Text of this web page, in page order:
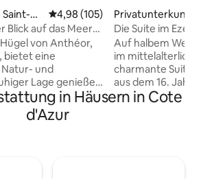
Ra
Durchschnittliche Bewertung:
4,98 (105)
Blick auf das Meer
# Pool
von Anthéor,
bietet eine
und
Lage genießen
180° -Blick auf das
von Esterel (Cap
die Alpen,
Privatunterkunft
Die Suite im Eze
Auf halbem Weg
im
charmante Suite
aus dem 16.
Dachterrasse mit
in Häusern in Cote
d'Azur